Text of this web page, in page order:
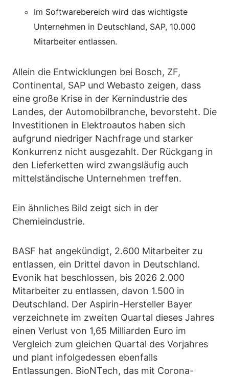
Im Softwarebereich wird das wichtigste
Unternehmen in Deutschland, SAP, 10.000
Mitarbeiter entlassen.
Allein die Entwicklungen bei Bosch, ZF,
Continental, SAP und Webasto zeigen, dass
eine große Krise in der Kernindustrie des
Landes, der Automobilbranche, bevorsteht. Die
Investitionen in Elektroautos haben sich
aufgrund niedriger Nachfrage und starker
Konkurrenz nicht ausgezahlt. Der Rückgang in
den Lieferketten wird zwangsläufig auch
mittelständische Unternehmen treffen.
Ein ähnliches Bild zeigt sich in der
Chemieindustrie.
BASF hat angekündigt, 2.600 Mitarbeiter zu
entlassen, ein Drittel davon in Deutschland.
Evonik hat beschlossen, bis 2026 2.000
Mitarbeiter zu entlassen, davon 1.500 in
Deutschland. Der Aspirin-Hersteller Bayer
verzeichnete im zweiten Quartal dieses Jahres
einen Verlust von 1,65 Milliarden Euro im
Vergleich zum gleichen Quartal des Vorjahres
und plant infolgedessen ebenfalls
Entlassungen. BioNTech, das mit Corona-